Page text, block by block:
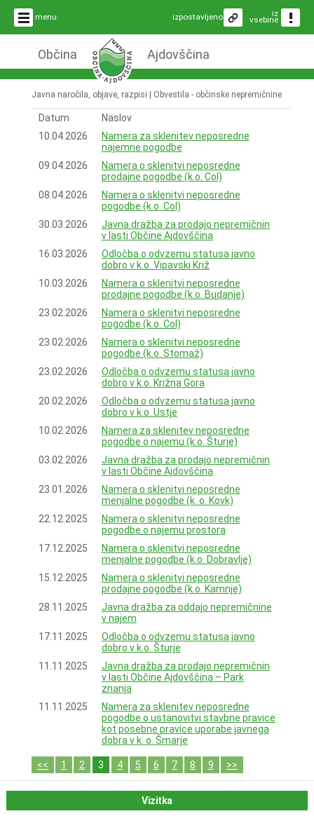
menu iz
vsebine
izpostavljeno
Občina Ajdovščina
Javna naročila, objave, razpisi | Obvestila - občinske nepremičnine
Datum
Naslov
10.04.2026
Namera za sklenitev neposredne
najemne pogodbe
09.04.2026
Namera o sklenitvi neposredne
prodajne pogodbe (k.o. Col)
08.04.2026
Namera o sklenitvi neposredne
pogodbe (k.o. Col)
30.03.2026
Javna dražba za prodajo nepremičnin
v lasti Občine Ajdovščina
16.03.2026
Odločba o odvzemu statusa javno
dobro v k.o. Vipavski Križ
10.03.2026
Namera o sklenitvi neposredne
prodajne pogodbe (k.o. Budanje)
23.02.2026
Namera o sklenitvi neposredne
pogodbe (k.o. Col)
23.02.2026
Namera o sklenitvi neposredne
pogodbe (k.o. Stomaž)
23.02.2026
Odločba o odvzemu statusa javno
dobro v k.o. Križna Gora
20.02.2026
Odločba o odvzemu statusa javno
dobro v k.o. Ustje
10.02.2026
Namera za sklenitev neposredne
pogodbe o najemu (k.o. Šturje)
03.02.2026
Javna dražba za prodajo nepremičnin
v lasti Občine Ajdovščina
23.01.2026
Namera o sklenitvi neposredne
menjalne pogodbe (k. o. Kovk)
22.12.2025
Namera o sklenitvi neposredne
pogodbe o najemu prostora
17.12.2025
Namera o sklenitvi neposredne
menjalne pogodbe (k.o. Dobravlje)
15.12.2025
Namera o sklenitvi neposredne
prodajne pogodbe (k.o. Kamnje)
28.11.2025
Javna dražba za oddajo nepremičnine
v najem
17.11.2025
Odločba o odvzemu statusa javno
dobro v k.o. Šturje
11.11.2025
Javna dražba za prodajo nepremičnin
v lasti Občine Ajdovščina – Park
znanja
11.11.2025
Namera za sklenitev neposredne
pogodbe o ustanovitvi stavbne pravice
kot posebne pravice uporabe javnega
dobra v k. o. Šmarje
<< 1 2 3 4 5 6 7 8 9 >>
Vizitka